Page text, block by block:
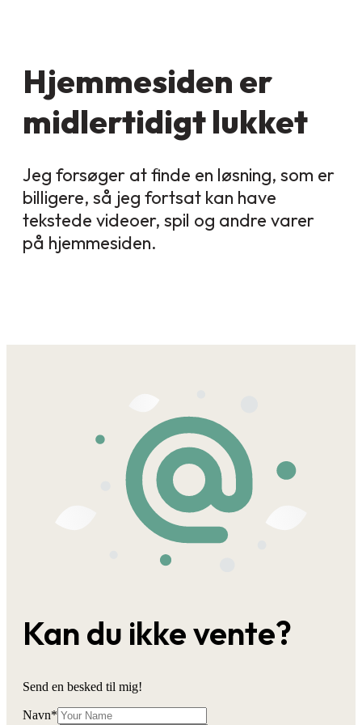
Hjemmesiden er
midlertidigt lukket
Jeg forsøger at finde en løsning, som er
billigere, så jeg fortsat kan have
tekstede videoer, spil og andre varer
på hjemmesiden.
Kan du ikke vente?
Send en besked til mig!
Navn*